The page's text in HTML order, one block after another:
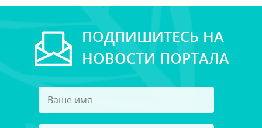
ПОДПИШИТЕСЬ НА
НОВОСТИ ПОРТАЛА